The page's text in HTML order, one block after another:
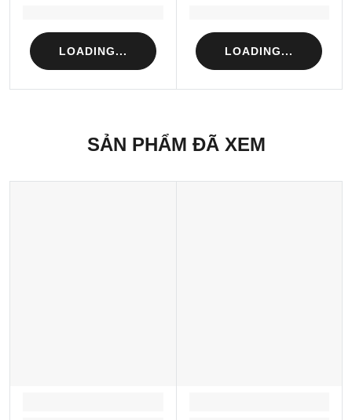
LOADING... LOADING...
SẢN PHẨM ĐÃ XEM